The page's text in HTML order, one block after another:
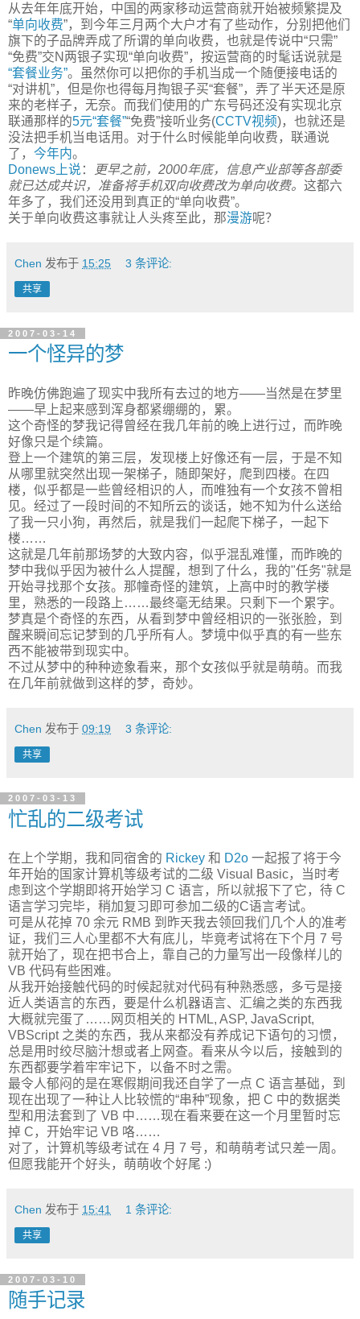
从去年年底开始，中国的两家移动运营商就开始被频繁提及
“单向收费”，到今年三月两个大户才有了些动作，分别把他们
旗下的子品牌弄成了所谓的单向收费，也就是传说中“只需”
“免费”交N两银子实现“单向收费”，按运营商的时髦话说就是
“套餐业务”。虽然你可以把你的手机当成一个随便接电话的
“对讲机”，但是你也得每月掏银子买“套餐”，弄了半天还是原
来的老样子，无奈。而我们使用的广东号码还没有实现北京
联通那样的5元“套餐”“免费”接听业务(CCTV视频)，也就还是
没法把手机当电话用。对于什么时候能单向收费，联通说
了， 今年内。
Donews上说 ：
更早之前，2000年底，信息产业部等各部委
就已达成共识，准备将手机双向收费改为单向收费。 这都六
年多了，我们还没用到真正的“单向收费”。
关于单向收费这事就让人头疼至此，那漫游呢？
Chen 发布于 15:25 3 条评论:
共享
2007-03-14
一个怪异的梦
昨晚仿佛跑遍了现实中我所有去过的地方――当然是在梦里
――早上起来感到浑身都紧绷绷的，累。
这个奇怪的梦我记得曾经在我几年前的晚上进行过，而昨晚
好像只是个续篇。
登上一个建筑的第三层，发现楼上好像还有一层，于是不知
从哪里就突然出现一架梯子，随即架好，爬到四楼。在四
楼，似乎都是一些曾经相识的人，而唯独有一个女孩不曾相
见。经过了一段时间的不知所云的谈话，她不知为什么送给
了我一只小狗，再然后，就是我们一起爬下梯子，一起下
楼……
这就是几年前那场梦的大致内容，似乎混乱难懂，而昨晚的
梦中我似乎因为被什么人提醒，想到了什么，我的"任务"就是
开始寻找那个女孩。那幢奇怪的建筑，上高中时的教学楼
里，熟悉的一段路上……最终毫无结果。只剩下一个累字。
梦真是个奇怪的东西，从看到梦中曾经相识的一张张脸，到
醒来瞬间忘记梦到的几乎所有人。梦境中似乎真的有一些东
西不能被带到现实中。
不过从梦中的种种迹象看来，那个女孩似乎就是萌萌。而我
在几年前就做到这样的梦，奇妙。
Chen 发布于 09:19 3 条评论:
共享
2007-03-13
忙乱的二级考试
在上个学期，我和同宿舍的 Rickey 和 D2o 一起报了将于今
年开始的国家计算机等级考试的二级 Visual Basic，当时考
虑到这个学期即将开始学习 C 语言，所以就报下了它，待 C
语言学习完毕，稍加复习即可参加二级的C语言考试。
可是从花掉 70 余元 RMB 到昨天我去领回我们几个人的准考
证，我们三人心里都不大有底儿，毕竟考试将在下个月 7 号
就开始了，现在把书合上，靠自己的力量写出一段像样儿的
VB 代码有些困难。
从我开始接触代码的时候起就对代码有种熟悉感，多亏是接
近人类语言的东西，要是什么机器语言、汇编之类的东西我
大概就完蛋了……网页相关的 HTML, ASP, JavaScript,
VBScript 之类的东西，我从来都没有养成记下语句的习惯，
总是用时绞尽脑汁想或者上网查。看来从今以后，接触到的
东西都要学着牢牢记下，以备不时之需。
最令人郁闷的是在寒假期间我还自学了一点 C 语言基础，到
现在出现了一种让人比较慌的“串种”现象，把 C 中的数据类
型和用法套到了 VB 中……现在看来要在这一个月里暂时忘
掉 C，开始牢记 VB 咯……
对了，计算机等级考试在 4 月 7 号，和萌萌考试只差一周。
但愿我能开个好头，萌萌收个好尾 :)
Chen 发布于 15:41 1 条评论:
共享
2007-03-10
随手记录